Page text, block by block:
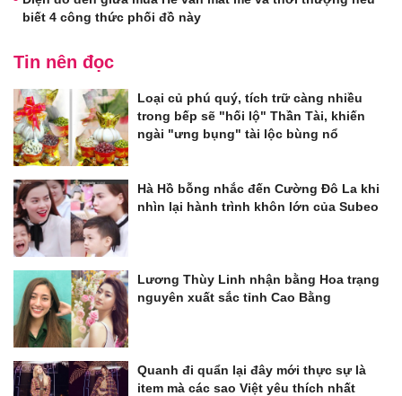
biết 4 công thức phối đồ này
Tin nên đọc
Loại củ phú quý, tích trữ càng nhiều
trong bếp sẽ "hối lộ" Thần Tài, khiến
ngài "ưng bụng" tài lộc bùng nổ
Hà Hồ bỗng nhắc đến Cường Đô La khi
nhìn lại hành trình khôn lớn của Subeo
Lương Thùy Linh nhận bằng Hoa trạng
nguyên xuất sắc tỉnh Cao Bằng
Quanh đi quẩn lại đây mới thực sự là
item mà các sao Việt yêu thích nhất